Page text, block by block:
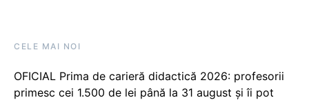
CELE MAI NOI
OFICIAL Prima de carieră didactică 2026: profesorii
primesc cei 1.500 de lei până la 31 august și îi pot